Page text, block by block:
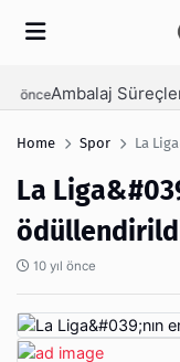
Home Spor La
La
10 yıl önce